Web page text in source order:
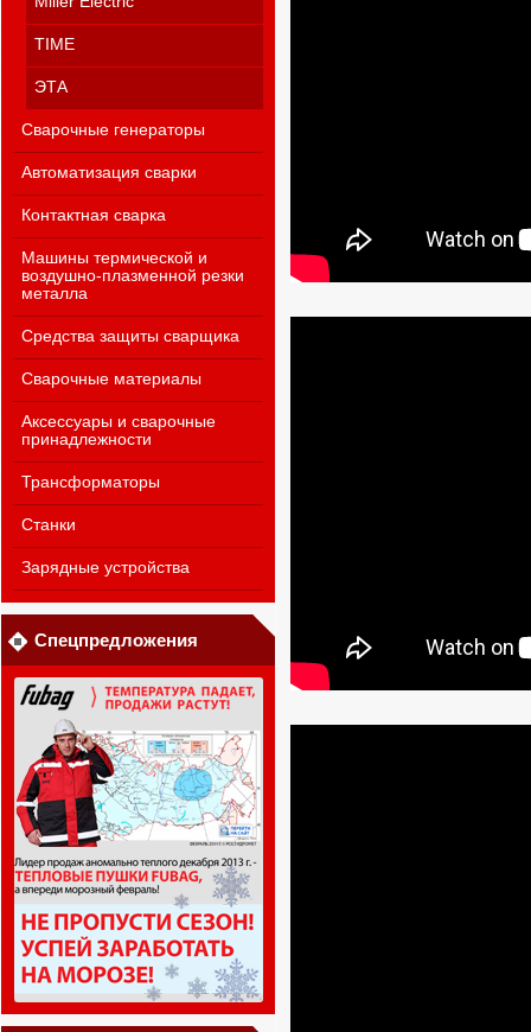
TIME
ЭТА
Сварочные генераторы
Автоматизация сварки
Контактная сварка
Машины термической и
воздушно-плазменной резки
металла
Средства защиты сварщика
Сварочные материалы
Аксессуары и сварочные
принадлежности
Трансформаторы
Станки
Зарядные устройства
Спецпредложения